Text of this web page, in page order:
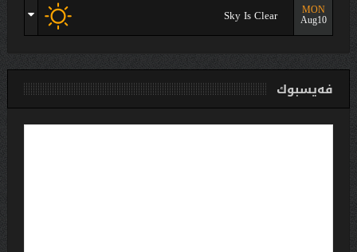
MON
Aug10
Sky Is Clear
فەیسبوك